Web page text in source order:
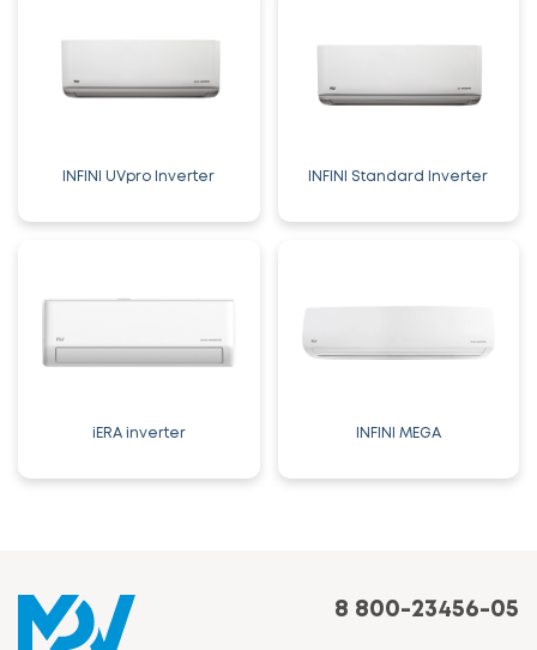
INFINI UVpro Inverter INFINI Standard Inverter
iERA inverter INFINI MEGA
8 800-23456-05